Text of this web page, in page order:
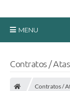
MENU
Contratos /
Contratos /